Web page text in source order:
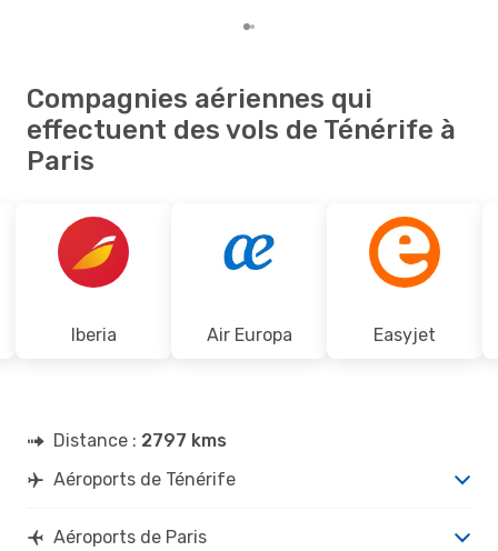
Compagnies aériennes qui
effectuent des vols de Ténérife à
Paris
Iberia Air Europa Easyjet
Distance : 2797 kms
Aéroports de Ténérife
Aéroports de Paris